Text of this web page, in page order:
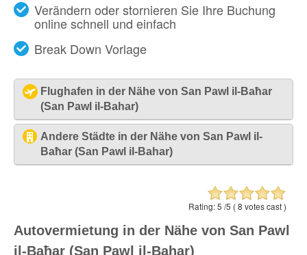
Rating:5 /5 (8 votes cast )
Autovermietung in der Nähe von San Pawl
il-Baħar (San Pawl il-Bahar)
Verändern oder stornieren Sie Ihre Buchung
online schnell und einfach
Break Down Vorlage
Flughafen in der Nähe von San Pawl il-Baħar
(San Pawl il-Bahar)
Malta - Flughafen [MLA]
Andere Städte in der Nähe von San Pawl il-
Baħar (San Pawl il-Bahar)
Mellieħa (Mellieha) 3.01 ml / 4.85 km
Mġarr (Imgarr) 3.45 ml / 5.55 km